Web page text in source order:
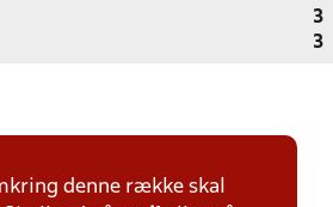
3
3
denne række skal